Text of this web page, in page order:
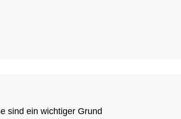
sind ein wichtiger Grund